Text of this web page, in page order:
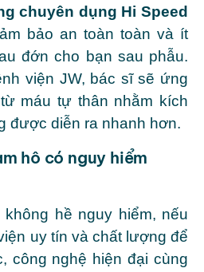
chuyên dụng Hi Speed
bảo an toàn toàn và ít
đớn cho bạn sau phẫu.
viện JW, bác sĩ sẽ ứng
máu tự thân nhằm kích
được diễn ra nhanh hơn.
hô có nguy hiểm
hề nguy hiểm, nếu
uy tín và chất lượng để
công nghệ hiện đại cùng